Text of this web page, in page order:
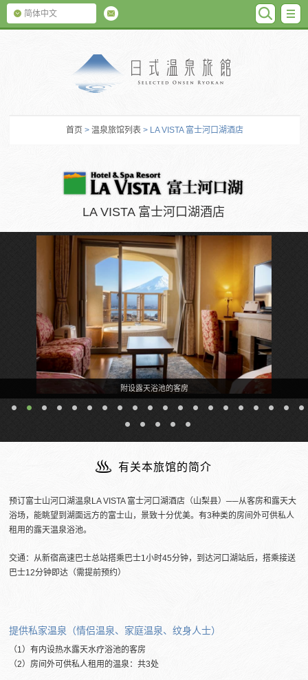
简体中文
首页 > 温泉旅馆列表 > LA VISTA 富士河口湖酒店
LA VISTA 富士河口湖酒店
附设露天浴池的客房
有关本旅馆的简介
预订富士山河口湖温泉LA VISTA 富士河口湖酒店（山梨县）──从客房和露天大
浴场，能眺望到湖面远方的富士山，景致十分优美。有3种类的房间外可供私人
租用的露天温泉浴池。
交通：从新宿高速巴士总站搭乘巴士1小时45分钟，到达河口湖站后，搭乘接送
巴士12分钟即达（需提前预约）
提供私家温泉（情侣温泉、家庭温泉、纹身人士）
（1）有内设热水露天水疗浴池的客房
（2）房间外可供私人租用的温泉：共3处